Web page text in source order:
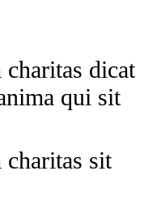
dicat
qui sit
sit